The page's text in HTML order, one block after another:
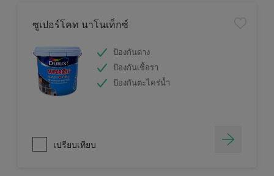
ซูเปอร์โคท นาโนเท็กซ์
ป้องกันด่าง
ป้องกันเชื้อรา
ป้องกันตะไคร่น้ำ
เปรียบเทียบ